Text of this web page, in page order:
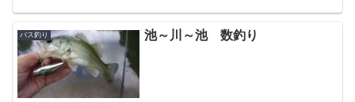
バス釣り 池～川～池 数釣り